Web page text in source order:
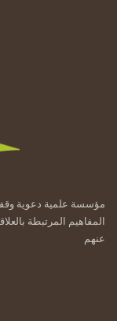
مؤسسة علمية دعوية
المفاهيم المرتبطة
عنهم